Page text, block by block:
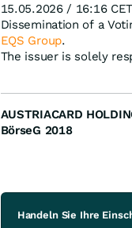
15.05.2026 / 16:16
Dissemination of a
EQS Group.
The issuer is solely
AUSTRIACARD
BörseG 2018
Handeln Sie Ihre